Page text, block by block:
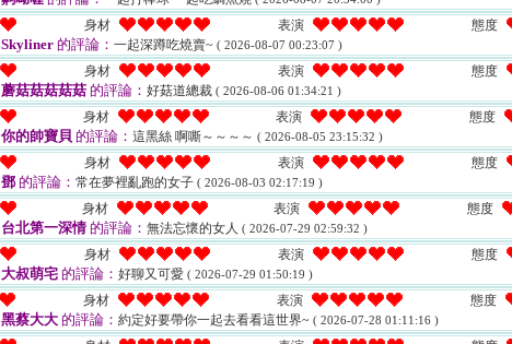
身材 表演 態度
Skyliner 的評論： 一起深蹲吃燒賣~ ( 2026-08-07 00:23:07 )
身材 表演 態度
蘑菇菇菇菇菇 的評論： 好菇道總裁 ( 2026-08-06 01:34:21 )
身材 表演 態度
你的帥寶貝 的評論： 這黑絲 啊嘶～～～～ ( 2026-08-05 23:15:32 )
身材 表演 態度
鄧 的評論： 常在夢裡亂跑的女子 ( 2026-08-03 02:17:19 )
身材 表演 態度
台北第一深情 的評論： 無法忘懷的女人 ( 2026-07-29 02:59:32 )
身材 表演 態度
大叔萌宅 的評論： 好聊又可愛 ( 2026-07-29 01:50:19 )
身材 表演 態度
黑蔡大大 的評論： 約定好要帶你一起去看看這世界~ ( 2026-07-28 01:11:16 )